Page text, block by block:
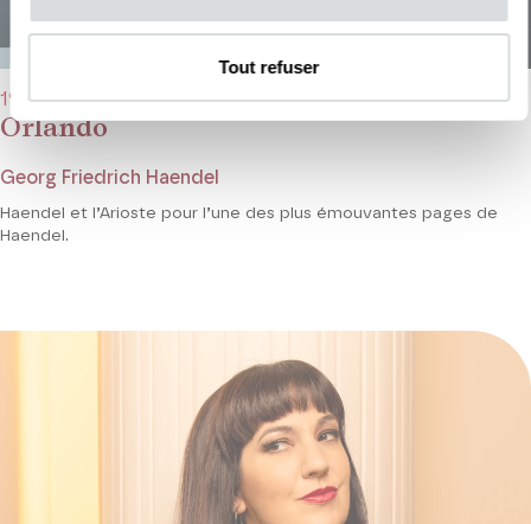
Tout refuser
Orlando
19/03/2026 - 19h30
Georg Friedrich Haendel
Haendel et l’Arioste pour l’une des plus émouvantes pages de
Haendel.